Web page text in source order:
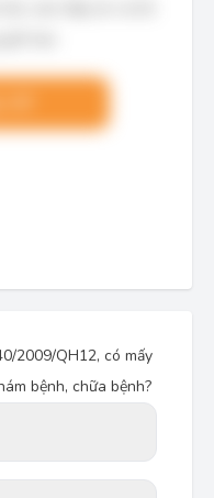
2009/QH12, có mấy
bệnh, chữa bệnh?